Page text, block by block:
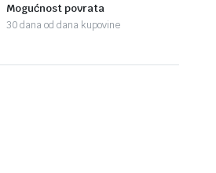
Mogućnost povrata
30 dana od dana kupovine